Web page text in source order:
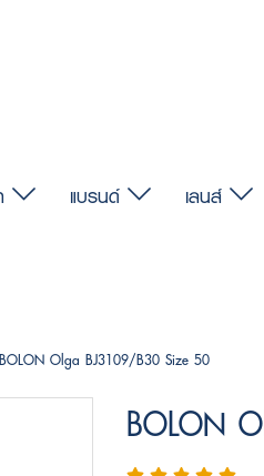
แบรนด์ เลนส์
BOLON Olga BJ3109/B30 Size 50
BOLON